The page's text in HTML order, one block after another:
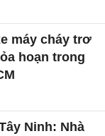
máy cháy trơ
hoạn trong
Ninh: Nhà